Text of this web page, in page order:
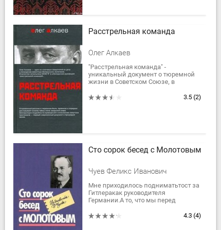
Расстрельная команда
Олег Алкаев
"Расстрельная команда" -
уникальный документ о тюремной
жизни в Советском Союзе, в
Алкаев почти всю свою
3.5 (2)
Сто сорок бесед с Молотовым
Чуев Феликс Иванович
Мне приходилось подниматьтост за
Гитлеракак руководителя
Германии.А то, что мы перед
считаю, мы правильно
4.3 (4)